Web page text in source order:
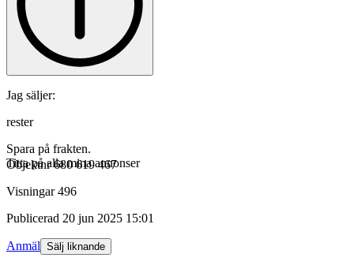
Jag säljer:
rester
Spara på frakten.
Titta på alla mina annonser
Objektnr 680 619 467
Visningar 496
Publicerad 20 jun 2025 15:01
Anmäl Sälj liknande